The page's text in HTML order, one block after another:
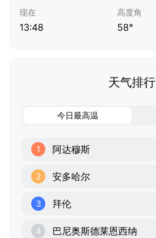
现在
13:48
高度角
58°
天气排行
今日最高温
1 阿达穆斯
2 安多哈尔
3 拜伦
4 巴尼奥斯德莱恩西纳